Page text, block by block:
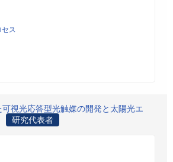
ス
視光応答型光触媒の開発と太陽光エ
研究代表者